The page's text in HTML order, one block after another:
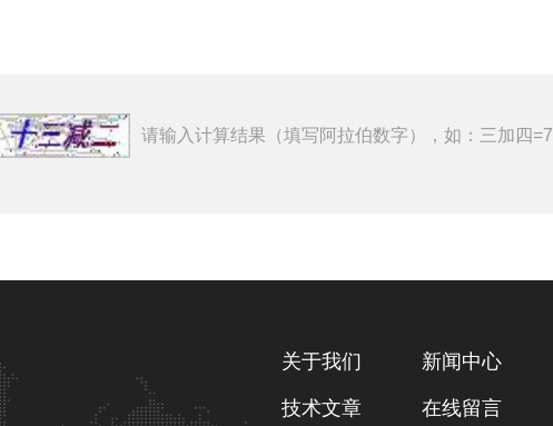
请输入计算结果（填写阿拉伯数字），如：三加四=7
关于我们 新闻中心
技术文章 在线留言